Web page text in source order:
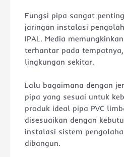
Fungsi pipa sangat
jaringan instalasi
IPAL. Media
terhantar pada
lingkungan sekitar.
Lalu bagaimana dengan
pipa yang sesuai untuk
produk ideal pipa PVC
disesuaikan dengan
instalasi sistem
dibangun.